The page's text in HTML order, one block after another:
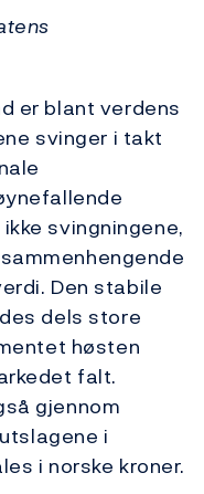
er blant verdens
svinger i takt
svingningene,
Den stabile
dels store
høsten
falt.
gjennom
i
i norske kroner.